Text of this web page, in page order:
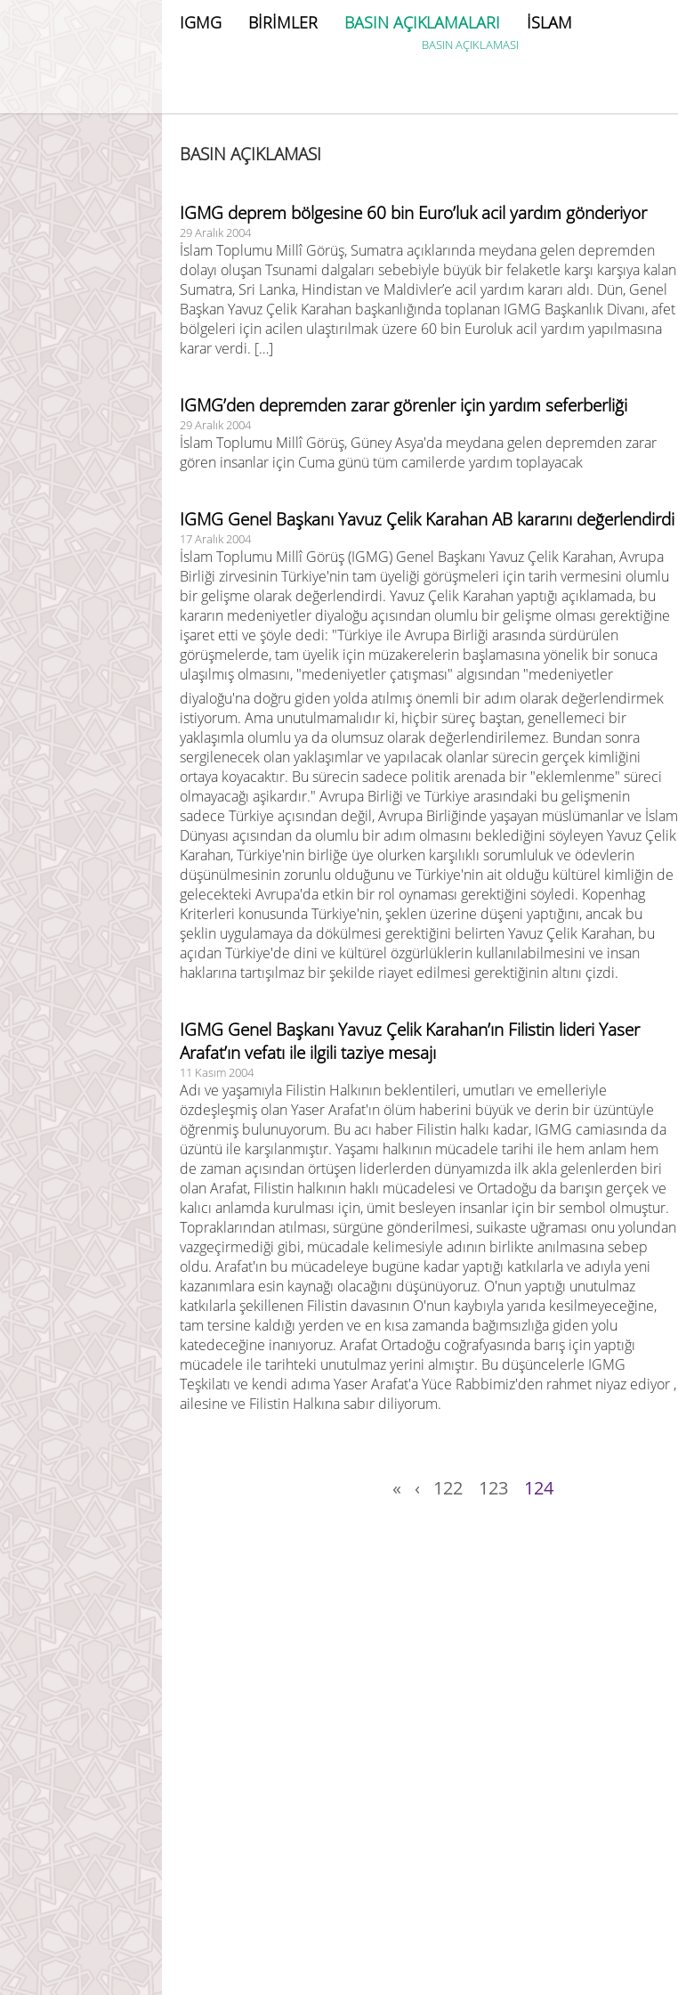
IGMG BİRİMLER BASIN AÇIKLAMALARI İSLAM
BASIN AÇIKLAMASI
BASIN AÇIKLAMASI
IGMG deprem bölgesine 60 bin Euro’luk acil yardım gönderiyor
29 Aralık 2004
İslam Toplumu Millî Görüş, Sumatra açıklarında meydana gelen depremden
dolayı oluşan Tsunami dalgaları sebebiyle büyük bir felaketle karşı karşıya kalan
Sumatra, Sri Lanka, Hindistan ve Maldivler’e acil yardım kararı aldı. Dün, Genel
Başkan Yavuz Çelik Karahan başkanlığında toplanan IGMG Başkanlık Divanı, afet
bölgeleri için acilen ulaştırılmak üzere 60 bin Euroluk acil yardım yapılmasına
karar verdi. […]
IGMG’den depremden zarar görenler için yardım seferberliği
29 Aralık 2004
İslam Toplumu Millî Görüş, Güney Asya'da meydana gelen depremden zarar
gören insanlar için Cuma günü tüm camilerde yardım toplayacak
IGMG Genel Başkanı Yavuz Çelik Karahan AB kararını değerlendirdi
17 Aralık 2004
İslam Toplumu Millî Görüş (IGMG) Genel Başkanı Yavuz Çelik Karahan, Avrupa
Birliği zirvesinin Türkiye'nin tam üyeliği görüşmeleri için tarih vermesini olumlu
bir gelişme olarak değerlendirdi. Yavuz Çelik Karahan yaptığı açıklamada, bu
kararın medeniyetler diyaloğu açısından olumlu bir gelişme olması gerektiğine
işaret etti ve şöyle dedi: "Türkiye ile Avrupa Birliği arasında sürdürülen
görüşmelerde, tam üyelik için müzakerelerin başlamasına yönelik bir sonuca
ulaşılmış olmasını, "medeniyetler çatışması" algısından "medeniyetler
diyaloğu'na doğru giden yolda atılmış önemli bir adım olarak değerlendirmek
istiyorum. Ama unutulmamalıdır ki, hiçbir süreç baştan, genellemeci bir
yaklaşımla olumlu ya da olumsuz olarak değerlendirilemez. Bundan sonra
sergilenecek olan yaklaşımlar ve yapılacak olanlar sürecin gerçek kimliğini
ortaya koyacaktır. Bu sürecin sadece politik arenada bir "eklemlenme" süreci
olmayacağı aşikardır." Avrupa Birliği ve Türkiye arasındaki bu gelişmenin
sadece Türkiye açısından değil, Avrupa Birliğinde yaşayan müslümanlar ve İslam
Dünyası açısından da olumlu bir adım olmasını beklediğini söyleyen Yavuz Çelik
Karahan, Türkiye'nin birliğe üye olurken karşılıklı sorumluluk ve ödevlerin
düşünülmesinin zorunlu olduğunu ve Türkiye'nin ait olduğu kültürel kimliğin de
gelecekteki Avrupa'da etkin bir rol oynaması gerektiğini söyledi. Kopenhag
Kriterleri konusunda Türkiye'nin, şeklen üzerine düşeni yaptığını, ancak bu
şeklin uygulamaya da dökülmesi gerektiğini belirten Yavuz Çelik Karahan, bu
açıdan Türkiye'de dini ve kültürel özgürlüklerin kullanılabilmesini ve insan
haklarına tartışılmaz bir şekilde riayet edilmesi gerektiğinin altını çizdi.
IGMG Genel Başkanı Yavuz Çelik Karahan’ın Filistin lideri Yaser
Arafat’ın vefatı ile ilgili taziye mesajı
11 Kasım 2004
Adı ve yaşamıyla Filistin Halkının beklentileri, umutları ve emelleriyle
özdeşleşmiş olan Yaser Arafat'ın ölüm haberini büyük ve derin bir üzüntüyle
öğrenmiş bulunuyorum. Bu acı haber Filistin halkı kadar, IGMG camiasında da
üzüntü ile karşılanmıştır. Yaşamı halkının mücadele tarihi ile hem anlam hem
de zaman açısından örtüşen liderlerden dünyamızda ilk akla gelenlerden biri
olan Arafat, Filistin halkının haklı mücadelesi ve Ortadoğu da barışın gerçek ve
kalıcı anlamda kurulması için, ümit besleyen insanlar için bir sembol olmuştur.
Topraklarından atılması, sürgüne gönderilmesi, suikaste uğraması onu yolundan
vazgeçirmediği gibi, mücadale kelimesiyle adının birlikte anılmasına sebep
oldu. Arafat'ın bu mücadeleye bugüne kadar yaptığı katkılarla ve adıyla yeni
kazanımlara esin kaynağı olacağını düşünüyoruz. O'nun yaptığı unutulmaz
katkılarla şekillenen Filistin davasının O'nun kaybıyla yarıda kesilmeyeceğine,
tam tersine kaldığı yerden ve en kısa zamanda bağımsızlığa giden yolu
katedeceğine inanıyoruz. Arafat Ortadoğu coğrafyasında barış için yaptığı
mücadele ile tarihteki unutulmaz yerini almıştır. Bu düşüncelerle IGMG
Teşkilatı ve kendi adıma Yaser Arafat'a Yüce Rabbimiz'den rahmet niyaz ediyor ,
ailesine ve Filistin Halkına sabır diliyorum.
« ‹ 122 123 124